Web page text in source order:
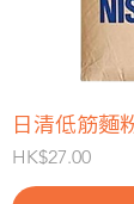
日清低筋麵
價格
HK$27.00